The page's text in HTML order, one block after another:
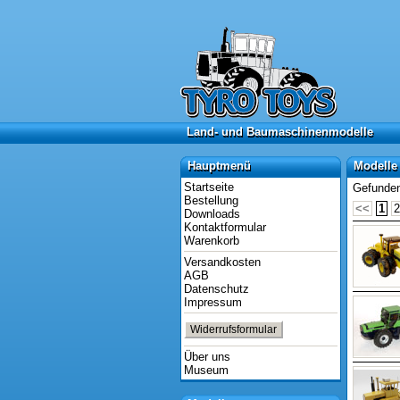
Land- und Baumaschinenmodelle
Land- und Baumaschinenmodelle
Hauptmenü
Hauptmenü
Startseite
Bestellung
Downloads
Kontaktformular
Warenkorb
Versandkosten
AGB
Datenschutz
Impressum
Widerrufsformular
Über uns
Museum
Modelle
<<
1 2